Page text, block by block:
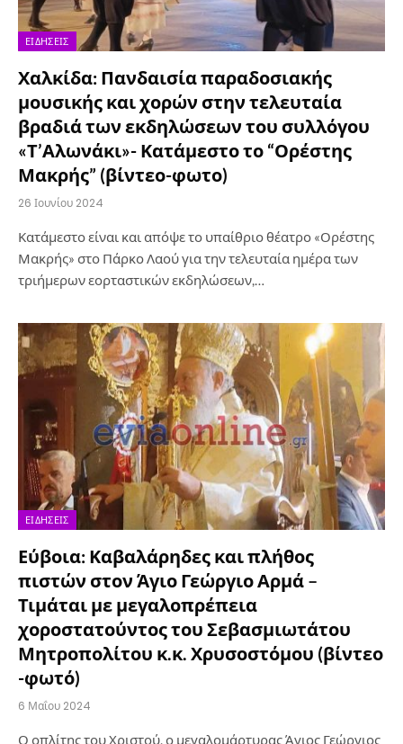
ΕΙΔΉΣΕΙΣ
Χαλκίδα: Πανδαισία παραδοσιακής
μουσικής και χορών στην τελευταία
βραδιά των εκδηλώσεων του συλλόγου
«Τ’Αλωνάκι»- Κατάμεστο το “Ορέστης
Μακρής” (βίντεο-φωτο)
26 Ιουνίου 2024
Κατάμεστο είναι και απόψε το υπαίθριο θέατρο «Ορέστης
Μακρής» στο Πάρκο Λαού για την τελευταία ημέρα των
τριήμερων εορταστικών εκδηλώσεων,…
ΕΙΔΉΣΕΙΣ
Εύβοια: Καβαλάρηδες και πλήθος
πιστών στον Άγιο Γεώργιο Αρμά –
Τιμάται με μεγαλοπρέπεια
χοροστατούντος του Σεβασμιωτάτου
Μητροπολίτου κ.κ. Χρυσοστόμου (βίντεο
-φωτό)
6 Μαΐου 2024
Ο οπλίτης του Χριστού, ο μεγαλομάρτυρας Άγιος Γεώργιος